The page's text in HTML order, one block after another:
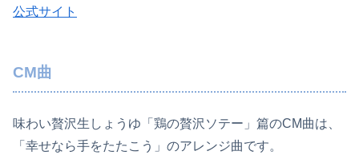
公式サイト
CM曲
味わい贅沢生しょうゆ「鶏の贅沢ソテー」篇のCM曲は、
「幸せなら手をたたこう」のアレンジ曲です。